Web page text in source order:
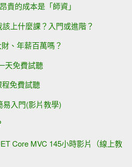
貴的成本是「師資」
上什麼課？入門或進階？
、年薪百萬嗎？
天免費試聽
免費試聽
入門(影片教學)
Core MVC 145小時影片（線上教